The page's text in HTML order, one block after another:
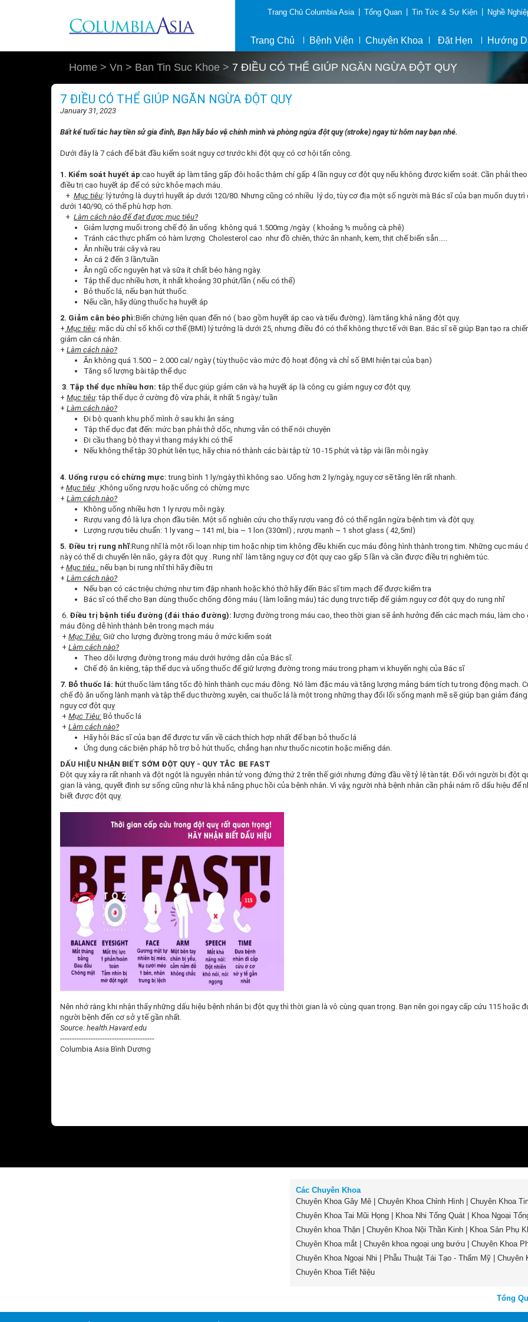
Trang Chủ Columbia Asia
Tổng Quan Tin Tức & Sự Kiện Nghề
Trang Chủ Bệnh Viện Chuyên Khoa Đặt Hẹn Hướng
Home > Vn > Ban Tin Suc Khoe > 7 ĐIỀU CÓ THỂ GIÚP NGĂN NGỪA ĐỘT QUỴ
7 ĐIỀU CÓ THỂ GIÚP NGĂN NGỪA ĐỘT QUỴ
January 31, 2023
Bất kể tuổi tác hay tiền sử gia đinh, Bạn hãy bảo vệ chính mình và phòng ngừa đột quỵ (stroke) ngay từ hôm nay bạn nhé.
Dưới đây là 7 cách để bắt đầu kiểm soát nguy cơ trước khi đột quỵ có cơ hội tấn công.
1. Kiểm soát huyết áp:cao huyết áp làm tăng gấp đôi hoặc thậm chí gấp 4 lần nguy cơ đột quỵ nếu không được kiểm soát. Cần phải
điều trị cao huyết áp để có sức khỏe mạch máu.
+ Mục tiêu: lý tưởng là duy trì huyết áp dưới 120/80. Nhưng cũng có nhiều lý do, tùy cơ địa một số người mà Bác sĩ của bạn muốn duy trì
dưới 140/90, có thể phù hợp hơn.
+ Làm cách nào để đạt được mục tiêu?
Giảm lượng muối trong chế độ ăn uống không quá 1.500mg /ngày ( khoảng ½ muỗng cà phê)
Tránh các thực phẩm có hàm lượng Cholesterol cao như đồ chiên, thức ăn nhanh, kem, thịt chế biến sẵn.....
Ăn nhiều trái cây và rau
Ăn cá 2 đến 3 lần/tuần
Ăn ngũ cốc nguyên hạt và sữa ít chất béo hàng ngày.
Tập thể dục nhiều hơn, ít nhất khoảng 30 phút/lần ( nếu có thể)
Bỏ thuốc lá, nếu bạn hút thuốc.
Nếu cần, hãy dùng thuốc hạ huyết áp
2. Giảm cân béo phì:Biến chứng liên quan đến nó ( bao gồm huyết áp cao và tiểu đường). làm tăng khả năng đột quỵ.
+ Mục tiêu: mặc dù chỉ số khối cơ thể (BMI) lý tưởng là dưới 25, nhưng điều đó có thể không thực tế với Bạn. Bác sĩ sẽ giúp Bạn tạo ra
giảm cân cá nhân.
+ Làm cách nào?
Ăn không quá 1.500 – 2.000 cal/ ngày ( tùy thuộc vào mức độ hoạt động và chỉ số BMI hiện tại của bạn)
Tăng số lượng bài tập thể dục
3. Tập thể dục nhiều hơn: tập thể dục giúp giảm cân và hạ huyết áp là công cụ giảm nguy cơ đột quỵ.
+ Mục tiêu: tập thể dục ở cường độ vừa phải, ít nhất 5 ngày/ tuần
+ Làm cách nào?
Đi bộ quanh khu phố mình ở sau khi ăn sáng
Tập thể dục đạt đến: mức bạn phải thở dốc, nhưng vẫn có thể nói chuyện
Đi cầu thang bộ thay vì thang máy khi có thể
Nếu không thể tập 30 phút liên tục, hãy chia nó thành các bài tập từ 10 -15 phút và tập vài lần mỗi ngày
4. Uống rượu có chừng mực:trung bình 1 ly/ngày thì không sao. Uống hơn 2 ly/ngày, nguy cơ sẽ tăng lên rất nhanh.
+ Mục tiêu: Không uống rượu hoặc uống có chừng mực
+ Làm cách nào?
Không uống nhiều hơn 1 ly rượu mỗi ngày.
Rượu vang đỏ là lựa chọn đầu tiên. Một số nghiên cứu cho thấy rượu vang đỏ có thể ngăn ngừa bệnh tim và đột quỵ.
Lượng rượu tiêu chuẩn: 1 ly vang ~ 141 ml, bia ~ 1 lon (330ml) ; rượu mạnh ~ 1 shot glass ( 42,5ml)
5. Điều trị rung nhĩ:Rung nhĩ là một rối loạn nhịp tim hoặc nhịp tim không đều khiến cục máu đông hình thành trong tim. Những cục máu
này có thể di chuyển lên não, gây ra đột quỵ . Rung nhĩ làm tăng nguy cơ đột quỵ cao gấp 5 lần và cần được điều trị nghiêm túc.
+ Mục tiêu : nếu bạn bị rung nhĩ thì hãy điều trị
+ Làm cách nào?
Nếu bạn có các triệu chứng như tim đập nhanh hoặc khó thở hãy đến Bác sĩ tim mạch để được kiểm tra
Bác sĩ có thể cho Bạn dùng thuốc chống đông máu ( làm loãng máu) tác dụng trực tiếp để giảm nguy cơ đột quỵ do rung nhĩ
6. Điều trị bệnh tiểu đường (đái tháo đường): l ượng đường trong máu cao, theo thời gian sẽ ảnh hưởng đến các mạch máu, làm cho
máu đông dễ hình thành bên trong mạch máu
+ Mục Tiêu: Giữ cho lượng đường trong máu ở mức kiểm soát
+ Làm cách nào?
Theo dõi lượng đường trong máu dưới hướng dẫn của Bác sĩ.
Chế độ ăn kiêng, tập thể dục và uống thuốc để giữ lượng đường trong máu trong phạm vi khuyến nghị của Bác sĩ
7. Bỏ thuốc lá: hút thuốc làm tăng tốc độ hình thành cục máu đông. Nó làm đặc máu và tăng lượng mảng bám tích tụ trong động mạch.
chế độ ăn uống lành mạnh và tập thể dục thường xuyên, cai thuốc lá là một trong những thay đổi lối sống mạnh mẽ sẽ giúp bạn giảm
nguy cơ đột quỵ
+ Mục Tiêu: Bỏ thuốc lá
+ Làm cách nào?
Hãy hỏi Bác sĩ của bạn để được tư vấn về cách thích hợp nhất để bạn bỏ thuốc lá
Ứng dụng các biện pháp hỗ trợ bỏ hút thuốc, chẳng hạn như thuốc nicotin hoặc miếng dán.
DẤU HIỆU NHẬN BIẾT SỚM ĐỘT QUỴ - QUY TẮC BE FAST
Đột quỵ xảy ra rất nhanh và đột ngột là nguyên nhân tử vong đứng thứ 2 trên thế giới nhưng đứng đầu về tỷ lệ tàn tật. Đối với người bị đột
gian là vàng, quyết định sự sống cũng như là khả năng phục hồi của bệnh nhân. Vì vậy, người nhà bệnh nhân cần phải nắm rõ dấu hiệu để
biết được đột quỵ.
Nên nhớ rằng khi nhận thấy những dấu hiệu bệnh nhân bị đột quỵ thì thời gian là vô cùng quan trọng. Bạn nên gọi ngay cấp cứu 115 hoặc
người bệnh đến cơ sở y tế gần nhất.
Source: health.Havard.edu
----------------------------------------
Columbia Asia Bình Dương
Các Chuyên Khoa
Chuyên Khoa Gây Mê
Chuyên Khoa Chỉnh Hình
Chuyên Khoa
Chuyên Khoa Tai Mũi Họng
Khoa Nhi Tổng Quát
Khoa Ngoại
Chuyên khoa Thận
Chuyên Khoa Nội Thần Kinh
Khoa Sản Phụ
Chuyên Khoa mắt
Chuyên khoa ngoại ung bướu
Chuyên Khoa
Chuyên Khoa Ngoại Nhi
Phẫu Thuật Tái Tạo - Thẩm Mỹ
Chuyên
Chuyên Khoa Tiết Niệu
Tổng